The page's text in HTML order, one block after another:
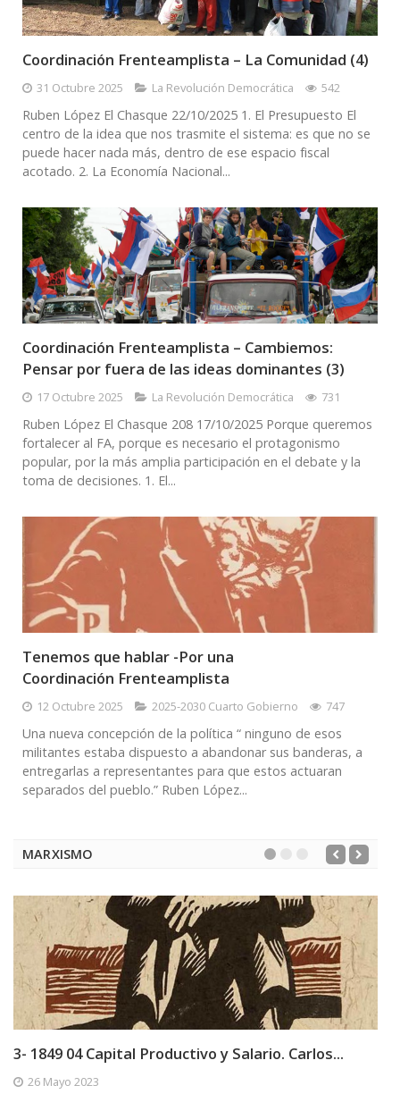
Coordinación Frenteamplista – La Comunidad (4)
31 Octubre 2025 La Revolución Democrática 542
Ruben López El Chasque 22/10/2025 1. El Presupuesto El
centro de la idea que nos trasmite el sistema: es que no se
puede hacer nada más, dentro de ese espacio fiscal
acotado. 2. La Economía Nacional...
Coordinación Frenteamplista – Cambiemos:
Pensar por fuera de las ideas dominantes (3)
17 Octubre 2025 La Revolución Democrática 731
Ruben López El Chasque 208 17/10/2025 Porque queremos
fortalecer al FA, porque es necesario el protagonismo
popular, por la más amplia participación en el debate y la
toma de decisiones. 1. El...
Tenemos que hablar -Por una
Coordinación Frenteamplista
12 Octubre 2025 2025-2030 Cuarto Gobierno 747
Una nueva concepción de la política “ ninguno de esos
militantes estaba dispuesto a abandonar sus banderas, a
entregarlas a representantes para que estos actuaran
separados del pueblo.” Ruben López...
MARXISMO
3- 1849 04 Capital Productivo y Salario. Carlos...
26 Mayo 2023